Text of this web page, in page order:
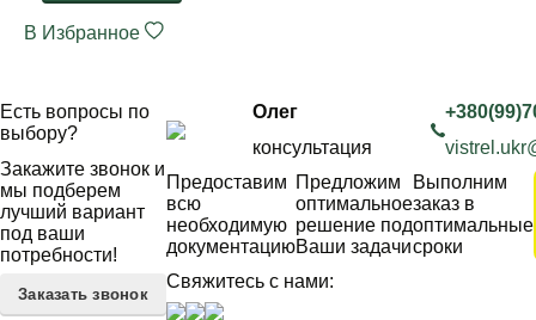
В Избранное
Есть вопросы по
выбору?
Закажите звонок и
мы подберем
лучший вариант
под ваши
потребности!
Заказать звонок
Олег
консультация
Предоставим
всю
необходимую
документацию
Предложим
оптимальное
решение под
Ваши задачи
Выполним
заказ в
оптимальные
сроки
Свяжитесь с нами: